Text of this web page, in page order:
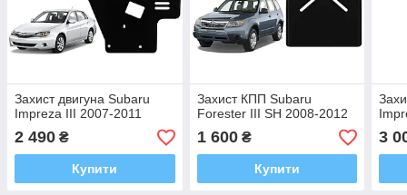
Захист двигуна Subaru
Impreza III 2007-2011
2 490 ₴
Купити
Захист КПП Subaru
Forester III SH 2008-2012
1 600₴
Купити
3